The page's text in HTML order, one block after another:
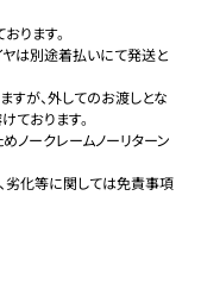
ります。
は別途着払いにて発送と
すが、外してのお渡しとな
ております。
ークレームノーリターン
劣化等に関しては免責事項